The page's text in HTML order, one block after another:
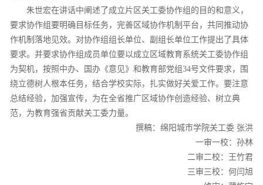
朱世宏在讲话中阐述了成立片区关工委协作组的目的和意义，
要求协作组要明确目标任务，完善区域协作机制平台，共同推动协
作机制落地见效。对协作组组长单位、副组长单位工作提出了具体
要求。并要求协作组成员单位要以成立区域教育系统关工委协作组
为契机，按照中办、国办《意见》和教育部党组34号文件要求，围
绕立德树人根本任务，结合学校实际，扎实做好关爱工作。要注意
总结经验，加强宣传，为在全省推广区域协作创造经验、树立典
范，为教育强省贡献关工委力量。
撰稿：绵阳城市学院关工委 张洪
一审一校：孙林
二审二校：王竹君
三审三校：何闫旭